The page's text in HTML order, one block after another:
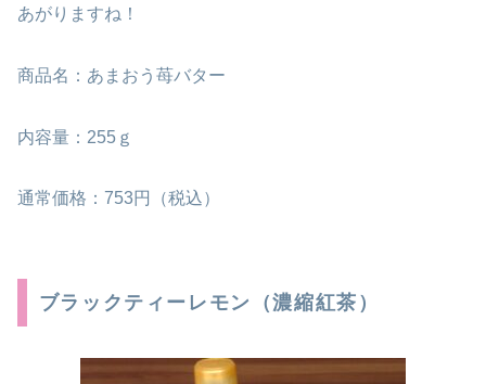
あがりますね！
商品名：あまおう苺バター
内容量：255ｇ
通常価格：753円（税込）
ブラックティーレモン（濃縮紅茶）